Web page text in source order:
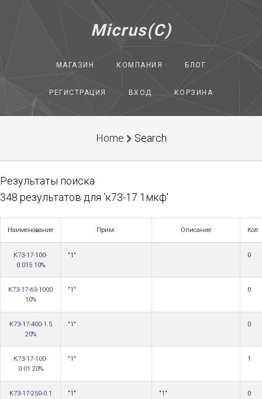
Micrus(C)
МАГАЗИН КОМПАНИЯ БЛОГ
РЕГИСТРАЦИЯ ВХОД КОРЗИНА
Home Search
Результаты поиска
348 результатов для 'к73-17 1мкф'
Наименование Прим. Описание Кол
К73-17-100-
0.015 10%
"1" 0
К73-17-63-1000
10%
"1" 0
К73-17-400-1.5
20%
"1" 0
К73-17-100-
0.01 20%
"1" 1
К73-17-250-0.1
"1" "1" 0